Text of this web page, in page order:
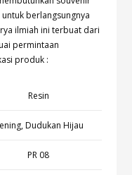
berlangsungnya
ilmiah ini terbuat dari
permintaan
produk :
Resin
Dudukan Hijau
PR 08